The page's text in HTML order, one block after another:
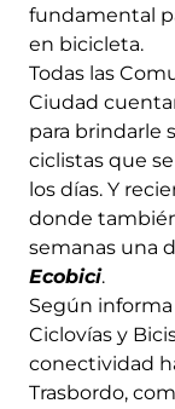
fundamental
en bicicleta.
Todas las
Ciudad
para brindarle
ciclistas que
los días. Y
donde
semanas una
Ecobici.
Según
Ciclovías y
conectividad
Trasbordo,